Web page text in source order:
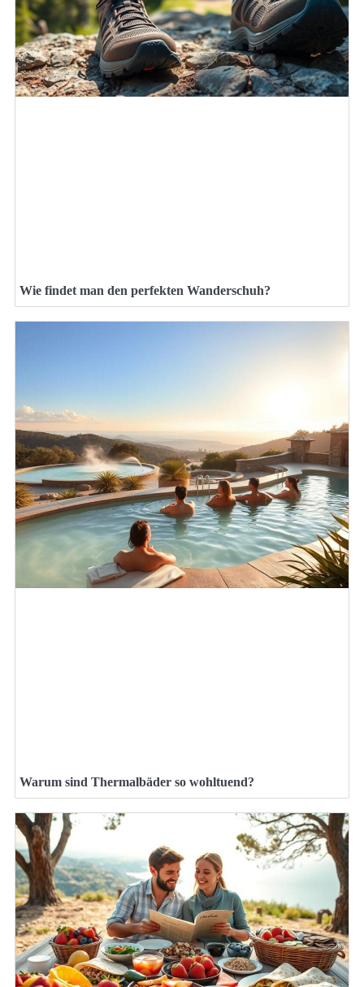
Wie findet man den perfekten Wanderschuh?
Warum sind Thermalbäder so wohltuend?